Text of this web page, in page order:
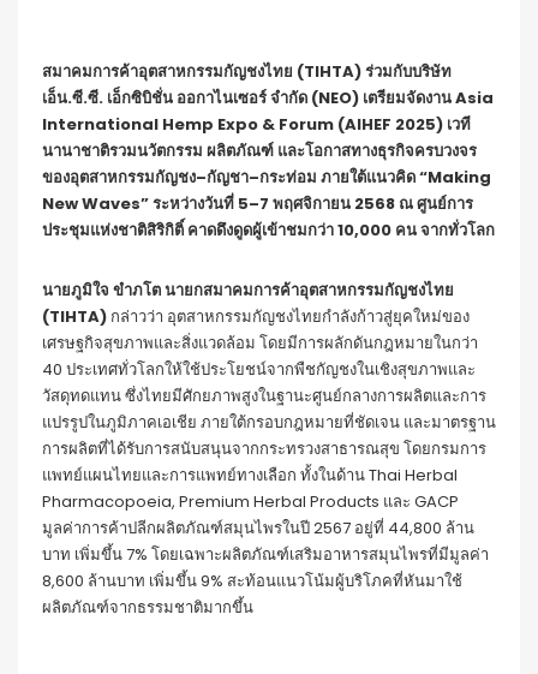
สมาคมการค้าอุตสาหกรรมกัญชงไทย (TIHTA)ร่วมกับบริษัท
เอ็น.ซี.ซี. เอ็กซิบิชั่น ออกาไนเซอร์ จำกัด (NEO) เตรียมจัดงานAsia
International Hemp Expo & Forum (AIHEF 2025) เวที
นานาชาติรวมนวัตกรรม ผลิตภัณฑ์ และโอกาสทางธุรกิจครบวงจร
ของอุตสาหกรรมกัญชง–กัญชา–กระท่อม ภายใต้แนวคิด “Making
New Waves”ระหว่างวันที่ 5–7 พฤศจิกายน 2568 ณ ศูนย์การ
ประชุมแห่งชาติสิริกิติ์ คาดดึงดูดผู้เข้าชมกว่า10,000 คน จากทั่วโลก
นายภูมิใจ ขำภโต นายกสมาคมการค้าอุตสาหกรรมกัญชงไทย
(TIHTA) กล่าวว่า อุตสาหกรรมกัญชงไทยกำลังก้าวสู่ยุคใหม่ของ
เศรษฐกิจสุขภาพและสิ่งแวดล้อม โดยมีการผลักดันกฎหมายในกว่า
40 ประเทศทั่วโลกให้ใช้ประโยชน์จากพืชกัญชงในเชิงสุขภาพและ
วัสดุทดแทน ซึ่งไทยมีศักยภาพสูงในฐานะศูนย์กลางการผลิตและการ
แปรรูปในภูมิภาคเอเชีย ภายใต้กรอบกฎหมายที่ชัดเจน และมาตรฐาน
การผลิตที่ได้รับการสนับสนุนจากกระทรวงสาธารณสุข โดยกรมการ
แพทย์แผนไทยและการแพทย์ทางเลือก ทั้งในด้าน Thai Herbal
Pharmacopoeia, Premium Herbal Products และ GACP
มูลค่าการค้าปลีกผลิตภัณฑ์สมุนไพรในปี 2567 อยู่ที่ 44,800 ล้าน
บาท เพิ่มขึ้น 7% โดยเฉพาะผลิตภัณฑ์เสริมอาหารสมุนไพรที่มีมูลค่า
8,600 ล้านบาท เพิ่มขึ้น 9% สะท้อนแนวโน้มผู้บริโภคที่หันมาใช้
ผลิตภัณฑ์จากธรรมชาติมากขึ้น